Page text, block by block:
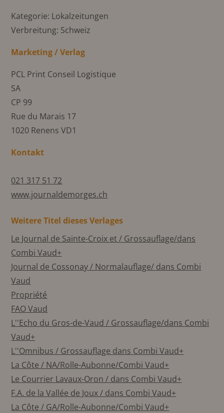
Kategorie: Lokalzeitungen
Verbreitung: Schweiz
Marketing / Verlag
PCL Print Conseil Logistique
SA
CP 99
Rue du Marais 17
1020 Renens VD1
Kontakt
021 317 51 72
www.journaldemorges.ch
Weitere Titel dieses Verlages
Le Journal de Sainte-Croix et / Grossauflage/dans
Combi Vaud+
Journal de Cossonay / Normalauflage/ dans Combi
Vaud
Propriété
FAO Vaud
L''Echo du Gros-de-Vaud / Grossauflage/dans Combi
Vaud+
L''Omnibus / Grossauflage dans Combi Vaud+
La Côte / NA/Rolle-Aubonne/Combi Vaud+
Le Courrier Lavaux-Oron / dans Combi Vaud+
F.A. de la Vallée de Joux / dans Combi Vaud+
La Côte / GA/Rolle-Aubonne/Combi Vaud+